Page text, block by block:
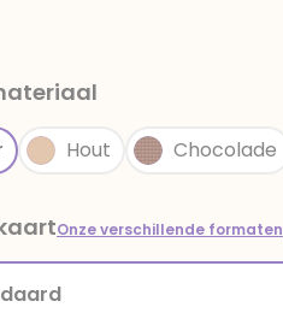
Hout Chocolade
Onze verschillende formaten